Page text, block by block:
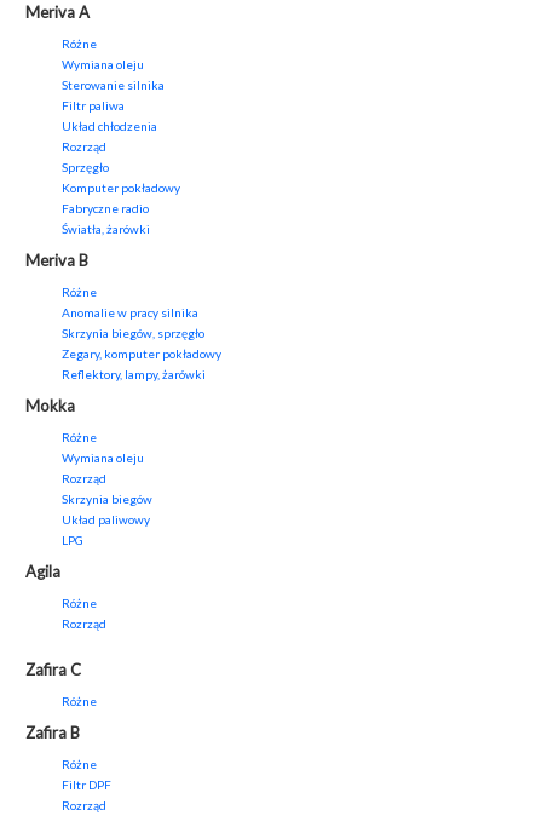
Meriva A
Różne
Wymiana oleju
Sterowanie silnika
Filtr paliwa
Układ chłodzenia
Rozrząd
Sprzęgło
Komputer pokładowy
Fabryczne radio
Światła, żarówki
Meriva B
Różne
Anomalie w pracy silnika
Skrzynia biegów, sprzęgło
Zegary, komputer pokładowy
Reflektory, lampy, żarówki
Mokka
Różne
Wymiana oleju
Rozrząd
Skrzynia biegów
Układ paliwowy
LPG
Agila
Różne
Rozrząd
Zafira C
Różne
Zafira B
Różne
Filtr DPF
Rozrząd